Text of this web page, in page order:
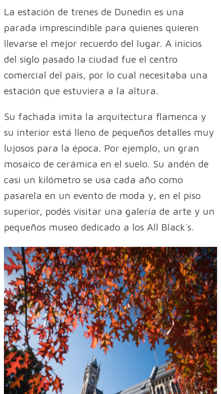
La estación de trenes de Dunedin es una
parada imprescindible para quienes quieren
llevarse el mejor recuerdo del lugar. A inicios
del siglo pasado la ciudad fue el centro
comercial del país, por lo cual necesitaba una
estación que estuviera a la altura.
Su fachada imita la arquitectura flamenca y
su interior está lleno de pequeños detalles muy
lujosos para la época. Por ejemplo, un gran
mosaico de cerámica en el suelo. Su andén de
casi un kilómetro se usa cada año como
pasarela en un evento de moda y, en el piso
superior, podés visitar una galería de arte y un
pequeños museo dedicado a los All Black´s.